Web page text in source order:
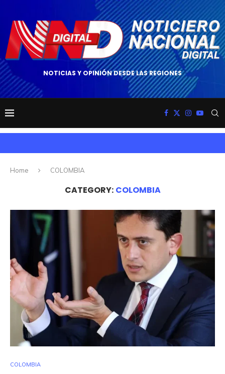
NOTICIAS Y OPINIÓN DESDE LAS REGIONES
Home COLOMBIA
CATEGORY: COLOMBIA
COLOMBIA